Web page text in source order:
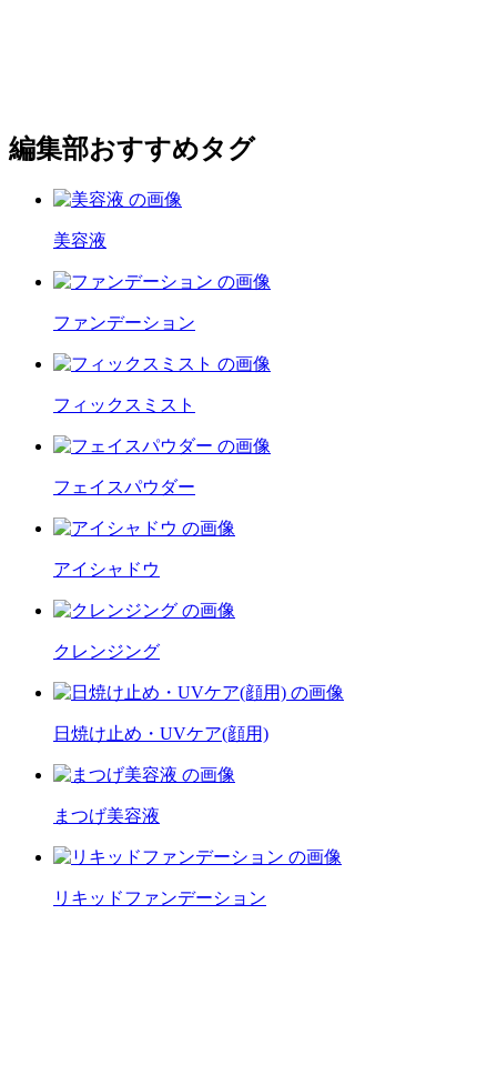
編集部おすすめタグ
美容液
ファンデーション
フィックスミスト
フェイスパウダー
アイシャドウ
クレンジング
日焼け止め・UVケア(顔用)
まつげ美容液
リキッドファンデーション